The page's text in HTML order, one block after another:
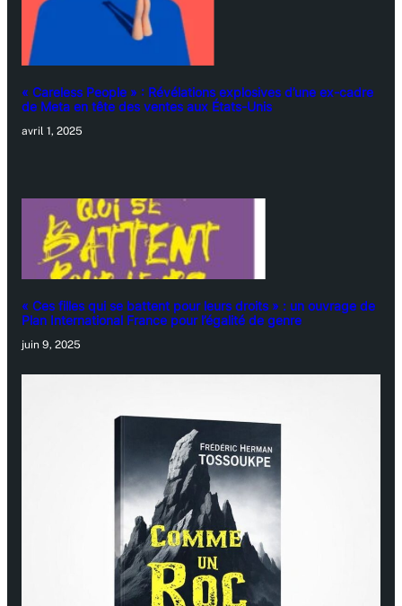
« Careless People » : Révélations explosives d’une ex-cadre
de Meta en tête des ventes aux États-Unis
avril 1, 2025
« Ces filles qui se battent pour leurs droits » : un ouvrage de
Plan International France pour l’égalité de genre
juin 9, 2025